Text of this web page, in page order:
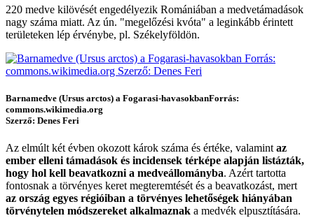
220 medve kilövését engedélyezik Romániában a medvetámadások
nagy száma miatt. Az ún. "megelőzési kvóta" a leginkább érintett
területeken lép érvénybe, pl. Székelyföldön.
Barnamedve (Ursus arctos) a Fogarasi-havasokbanForrás:
commons.wikimedia.org
Szerző: Denes Feri
Az elmúlt két évben okozott károk száma és értéke, valamint az
ember elleni támadások és incidensek térképe alapján listázták,
hogy hol kell beavatkozni a medveállományba. Azért tartotta
fontosnak a törvényes keret megteremtését és a beavatkozást, mert
az ország egyes régióiban a törvényes lehetőségek hiányában
törvénytelen módszereket alkalmaznak a medvék elpusztítására.